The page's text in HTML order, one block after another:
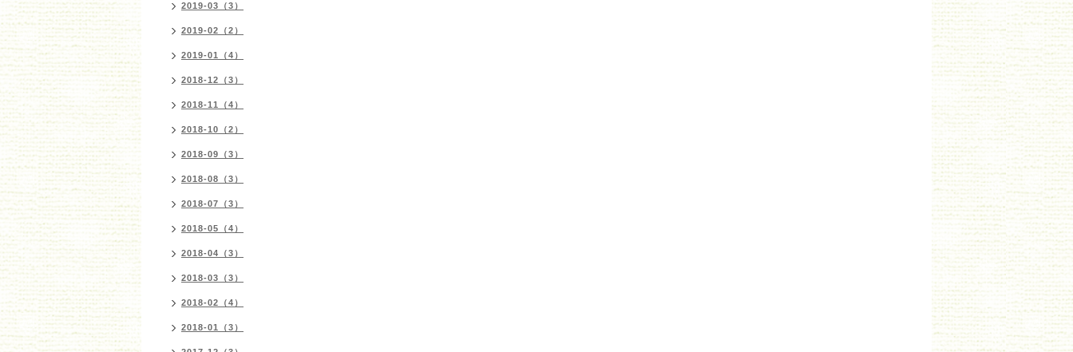
2019-03（3）
2019-02（2）
2019-01（4）
2018-12（3）
2018-11（4）
2018-10（2）
2018-09（3）
2018-08（3）
2018-07（3）
2018-05（4）
2018-04（3）
2018-03（3）
2018-02（4）
2018-01（3）